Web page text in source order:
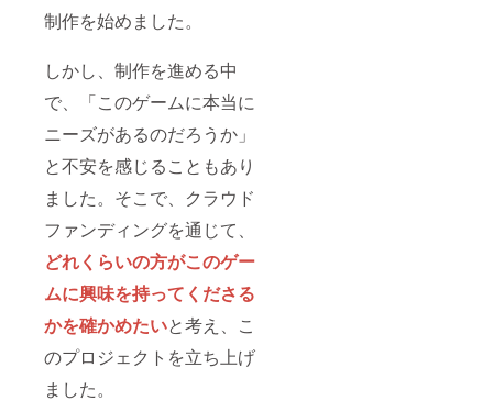
制作を始めました。
しかし、制作を進める中
で、「このゲームに本当に
ニーズがあるのだろうか」
と不安を感じることもあり
ました。そこで、クラウド
ファンディングを通じて、
どれくらいの方がこのゲー
ムに興味を持ってくださる
かを確かめたいと考え、こ
のプロジェクトを立ち上げ
ました。